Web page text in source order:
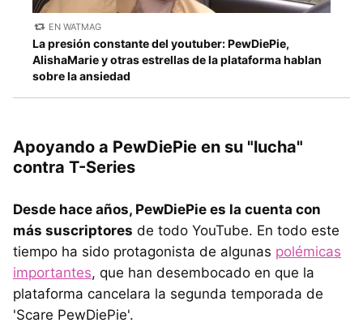
EN WATMAG
La presión constante del youtuber: PewDiePie,
AlishaMarie y otras estrellas de la plataforma hablan
sobre la ansiedad
Apoyando a PewDiePie en su "lucha"
contra T-Series
Desde hace años, PewDiePie es la cuenta con
más suscriptores de todo YouTube. En todo este
tiempo ha sido protagonista de algunas polémicas
importantes, que han desembocado en que la
plataforma cancelara la segunda temporada de
'Scare PewDiePie'.